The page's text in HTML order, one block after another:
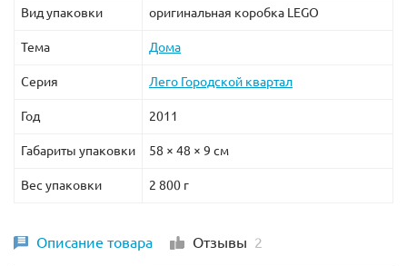
Вид упаковки оригинальная коробка LEGO
Тема Дома
Серия Лего Городской квартал
Год 2011
Габариты упаковки 58 × 48 × 9 см
Вес упаковки 2 800 г
Описание товара Отзывы 2